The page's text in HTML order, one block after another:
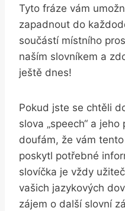
Tyto fráze⁢ vám
‍zapadnout ⁢do
součástí‍ místního
naším slovníkem a
ještě dnes!
Pokud jste se chtěli
slova⁣ „speech“ a
doufám, že‌ vám
‌poskytl ‍potřebné
slovíčka je vždy
vašich⁣ jazykových
zájem o​ další slovní